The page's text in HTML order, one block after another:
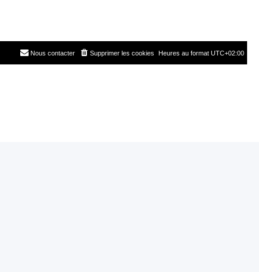
Heures au format UTC+02:00
Supprimer les cookies
Nous contacter